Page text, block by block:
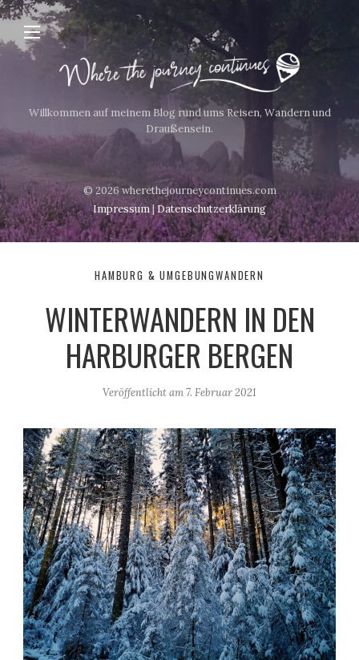
Willkommen auf meinem Blog rund ums Reisen, Wandern und
Draußensein.
© 2026 wherethejourneycontinues.com
Impressum|Datenschutzerklärung
HAMBURG & UMGEBUNGWANDERN
WINTERWANDERN IN DEN
HARBURGER BERGEN
Veröffentlicht am7. Februar 2021